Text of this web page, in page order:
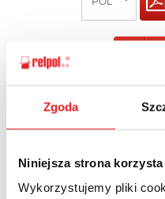
Zgoda
Niniejsza strona
Wykorzystujemy pliki
Imię i nazwisko: *